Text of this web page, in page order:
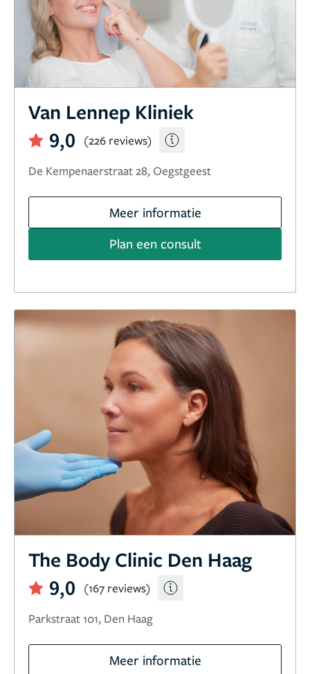
Van Lennep Kliniek
9,0
(226 reviews)
De Kempenaerstraat 28, Oegstgeest
Meer informatie
Plan een consult
The Body Clinic Den Haag
9,0
(167 reviews)
Parkstraat 101, Den Haag
Meer informatie